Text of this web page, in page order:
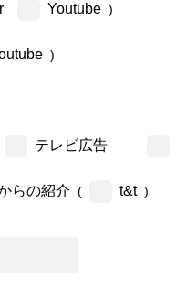
Youtube )
)
テレビ広告
らの紹介 ( t&t )